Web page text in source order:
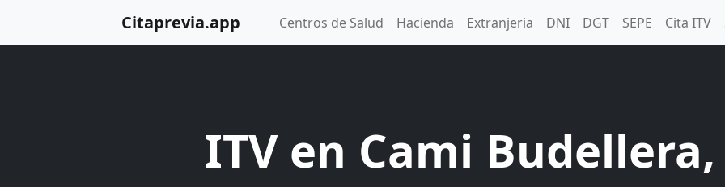
Citaprevia.app Centros de Salud Hacienda Extranjeria DNI DGT SEPE Cita ITV
ITV en Cami